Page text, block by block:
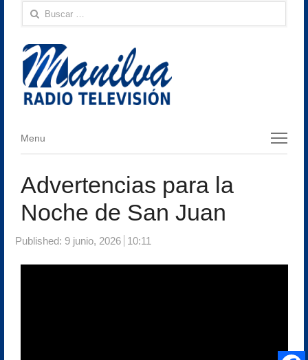
Buscar:
Menu
Menu
Advertencias para la
Noche de San Juan
Published: 9 junio, 2026 10:11